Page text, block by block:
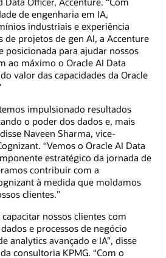
de engenharia em IA,
industriais e experiência
projetos de gen AI, a Accenture
posicionada para ajudar nossos
ao máximo o Oracle AI Data
valor das capacidades da Oracle
impulsionado resultados
o poder dos dados e, mais
Naveen Sharma, vice-
“Vemos o Oracle AI Data
estratégico da jornada de
contribuir com a
à medida que moldamos
clientes.”
capacitar nossos clientes com
e processos de negócio
analytics avançado e IA”, disse
consultoria KPMG. “Com o